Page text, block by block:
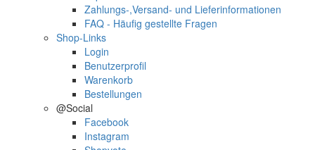
Zahlungs-,Versand- und Lieferinformationen
FAQ - Häufig gestellte Fragen
Shop-Links
Login
Benutzerprofil
Warenkorb
Bestellungen
@Social
Facebook
Instagram